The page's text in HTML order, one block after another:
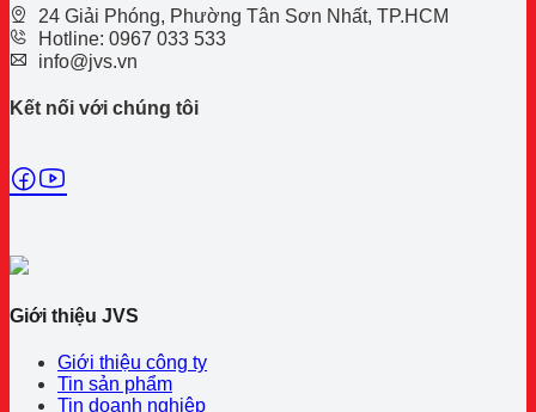
24 Giải Phóng, Phường Tân Sơn Nhất, TP.HCM
Hotline: 0967 033 533
info@jvs.vn
Kết nối với chúng tôi
Giới thiệu JVS
Giới thiệu công ty
Tin sản phẩm
Tin doanh nghiệp